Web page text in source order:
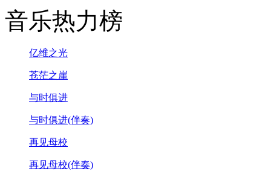
音乐热力榜
亿维之光
苍茫之崖
与时俱进
与时俱进(伴奏)
再见母校
再见母校(伴奏)